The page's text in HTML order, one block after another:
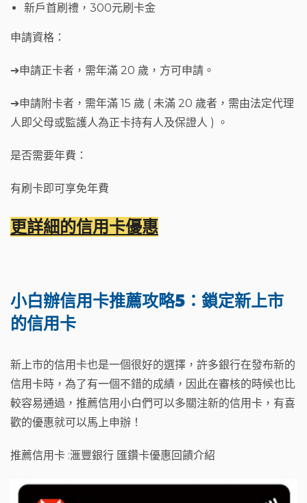
新戶首刷禮，300元刷卡金
申請資格：
➔申請正卡者，需年滿 20 歲，方可申請。
➔申請附卡者，需年滿 15 歲 ( 未滿 20 歲者，需由法定代理
人即父母或監護人為正卡持有人及保證人 ) 。
是否需要年費：
有刷卡即可享免年費
更詳細的信用卡優惠
小白辦信用卡推薦攻略5：鎖定新上市
的信用卡
新上市的信用卡也是一個很好的選擇，許多銀行在發布新的
信用卡時，為了有一個不錯的成績，因此在審核的時候也比
較容易通過，推薦信用小白們可以多關注新的信用卡，有喜
歡的優惠就可以馬上申辦！
推薦信用卡 :滙豐銀行 匯鑽卡優惠回饋介紹